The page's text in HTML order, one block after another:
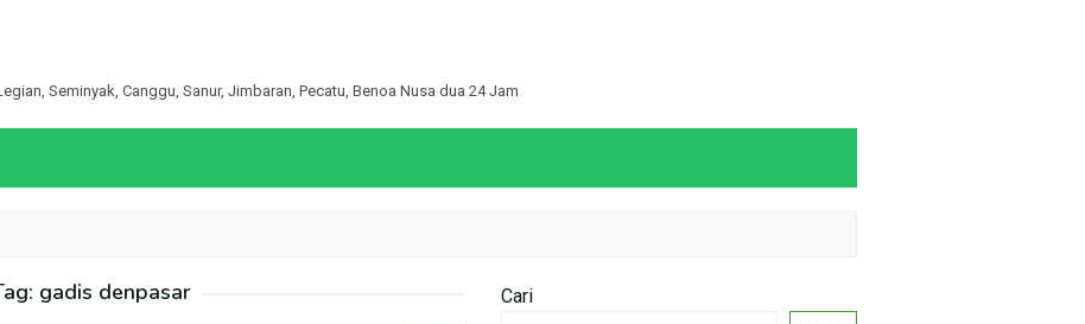
Seminyak, Canggu, Sanur, Jimbaran, Pecatu, Benoa Nusa dua 24 Jam
gadis denpasar
Cari